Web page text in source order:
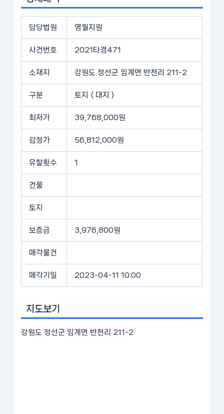
담당법원 영월지원
사건번호 2021타경471
소재지 강원도 정선군 임계면 반천리 211-2
구분 토지 ( 대지 )
최저가 39,768,000원
감정가 56,812,000원
유찰횟수 1
건물
토지
보증금 3,976,800원
매각물건
매각기일 2023-04-11 10:00
지도보기
강원도 정선군 임계면 반천리 211-2